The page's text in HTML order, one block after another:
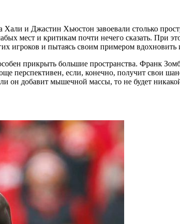
и Джастин Хьюстон завоевали столько
мест и критикам почти нечего сказать. При
игроков и пытаясь своим примером вдохновить
прикрыть большие пространства. Франк
перспективен, если, конечно, получит свои
добавит мышечной массы, то не будет